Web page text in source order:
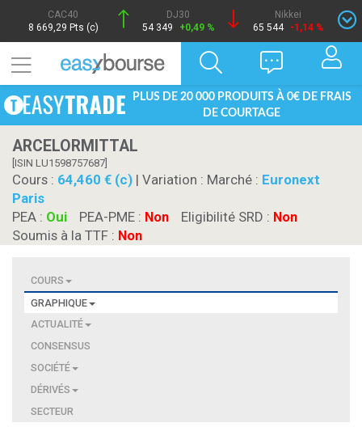
CAC40
8 669,29 Pts (c)
DJ30
54 349
+0,49 %
Nikkei
65 544 -1,14 %
PLUS DE 20 000 PRODUITS À 0€ DE FRAIS
DE COURTAGE
ARCELORMITTAL
[ISIN LU1598757687]
Cours : 64,460 € (c) | Variation : Marché : Euronext
Paris
PEA : Oui PEA-PME : Non Eligibilité SRD : Non
Soumis à la TTF : Non
COURS
GRAPHIQUE
ACTUALITÉ
CONSENSUS
SOCIÉTÉ
DÉRIVÉS
SECTEUR